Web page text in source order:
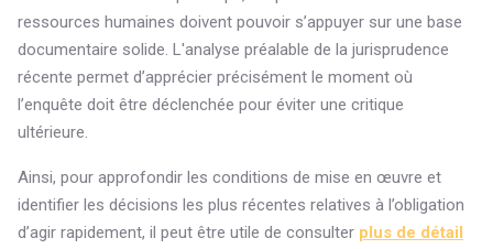
ressources humaines doivent pouvoir s’appuyer sur une base
documentaire solide. L'analyse préalable de la jurisprudence
récente permet d’apprécier précisément le moment où
l’enquête doit être déclenchée pour éviter une critique
ultérieure.
Ainsi, pour approfondir les conditions de mise en œuvre et
identifier les décisions les plus récentes relatives à l’obligation
d’agir rapidement, il peut être utile de consulter plus de détail